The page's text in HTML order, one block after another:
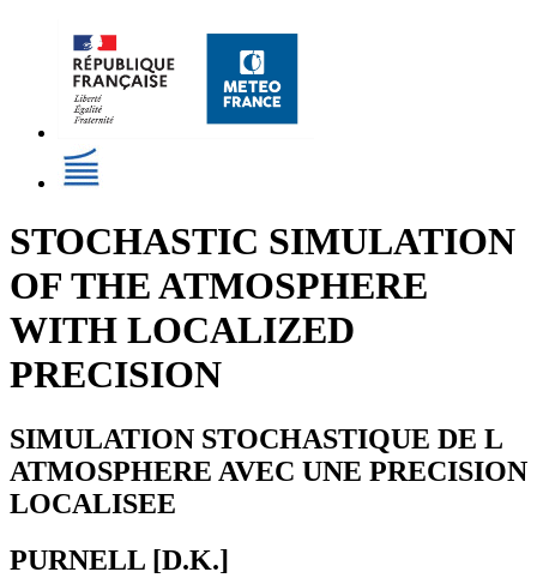
STOCHASTIC SIMULATION
OF THE ATMOSPHERE
WITH LOCALIZED
PRECISION
SIMULATION STOCHASTIQUE DE L
ATMOSPHERE AVEC UNE PRECISION
LOCALISEE
PURNELL [D.K.]